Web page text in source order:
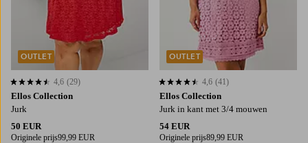
Ellos Collection
Jurk
50 EUR
Originele prijs99,99 EUR
4,6 op basis van 29 beoordelingen
4,6 (29)
OUTLET
Ellos Collection
Jurk in kant met 3/4 mouwen
54 EUR
Originele prijs89,99 EUR
4,6 op basis van 41 beoordelingen
4,6 (41)
OUTLET